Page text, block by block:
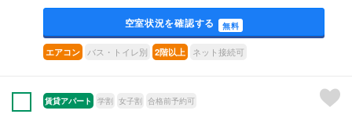
空室状況を確認する 無料
エアコン バス・トイレ別 2階以上 ネット接続可
賃貸アパート 学割 女子割 合格前予約可